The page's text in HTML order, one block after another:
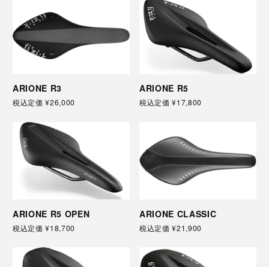
ARIONE R3
税込定価¥26,000
ARIONE R5
税込定価¥17,800
ARIONE R5 OPEN
税込定価¥18,700
ARIONE CLASSIC
税込定価¥21,900